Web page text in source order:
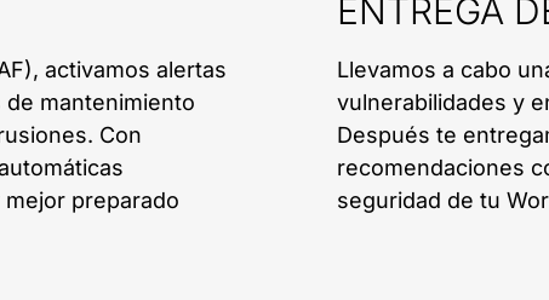
activamos alertas
mantenimiento
Con
preparado
ENTREGA
Llevamos a cabo
vulnerabilidades y
Después te
recomendaciones
seguridad de tu